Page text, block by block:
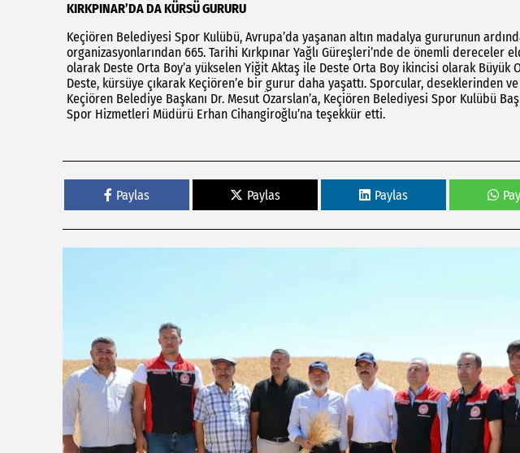
KIRKPINAR’DA DA KÜRSÜ GURURU
Keçiören Belediyesi Spor Kulübü, Avrupa’da yaşanan altın madalya gururunun
organizasyonlarından 665. Tarihi Kırkpınar Yağlı Güreşleri’nde de önemli dereceler
olarak Deste Orta Boy’a yükselen Yiğit Aktaş ile Deste Orta Boy ikincisi olarak Büyük
Deste, kürsüye çıkarak Keçiören’e bir gurur daha yaşattı. Sporcular, deseklerinden
Keçiören Belediye Başkanı Dr. Mesut Özarslan’a, Keçiören Belediyesi Spor Kulübü
Spor Hizmetleri Müdürü Erhan Cihangiroğlu’na teşekkür etti.
Paylas Paylas Paylas